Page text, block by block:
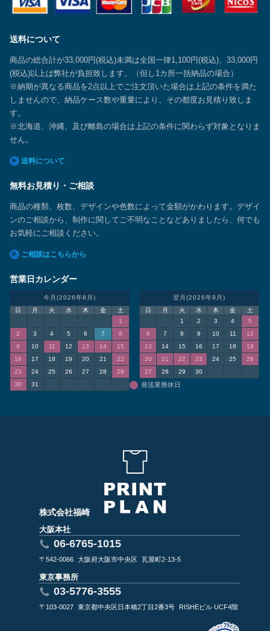
送料について
商品の総合計が33,000円(税込)未満は全国一律1,100円(税込)、33,000円
(税込)以上は弊社が負担致します。（但し1カ所一括納品の場合）
※納期が異なる商品を2点以上でご注文頂いた場合は上記の条件を満た
しませんので、納品ケース数や重量により、その都度お見積り致しま
す。
※北海道、沖縄、及び離島の場合は上記の条件に関わらず対象となりま
せん。
送料について
無料お見積り・ご相談
商品の種類、枚数、デザインや色数によって金額がかわります。デザイ
ンのご相談から、制作に関してご不明なことなどありましたら、何でも
お気軽にご相談ください。
ご相談はこちらから
営業日カレンダー
今月(2026年8月)
日
月 火 水 木 金
土
1
2
3 4 5 6 7
8
9
10 11 12 13 14
15
16
17 18 19 20 21
22
23
24 25 26 27 28
29
30
31
翌月(2026年9月)
日
月 火 水 木 金
土
1
2 3 4
5
6
7 8 9 10 11
12
13
14 15 16 17 18
19
20
21 22 23 24 25
26
27
28 29 30
発送業務休日
株式会社福崎
大阪本社
06-6765-1015
〒542-0066 大阪府大阪市中央区 瓦屋町2-13-5
東京事務所
03-5776-3555
〒103-0027 東京都中央区日本橋2丁目2番3号 RISHEビル UCF4階